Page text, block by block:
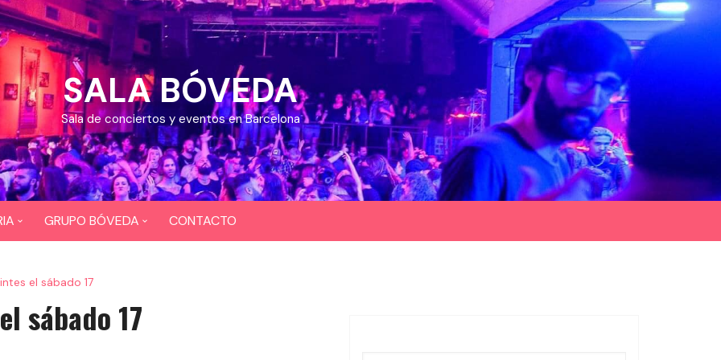
SALA BÓVEDA
Sala de conciertos y eventos en Barcelona
GRUPO BÓVEDA
BAR COYOTE
CONTACTO
el sábado 17
sábado 17